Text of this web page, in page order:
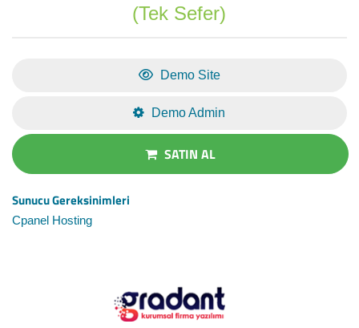
(Tek Sefer)
Demo Site
Demo Admin
SATIN AL
Sunucu Gereksinimleri
Cpanel Hosting